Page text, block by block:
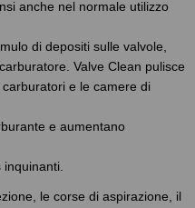
anche nel normale utilizzo
di depositi sulle valvole,
Valve Clean pulisce
e le camere di
e aumentano
le corse di aspirazione, il